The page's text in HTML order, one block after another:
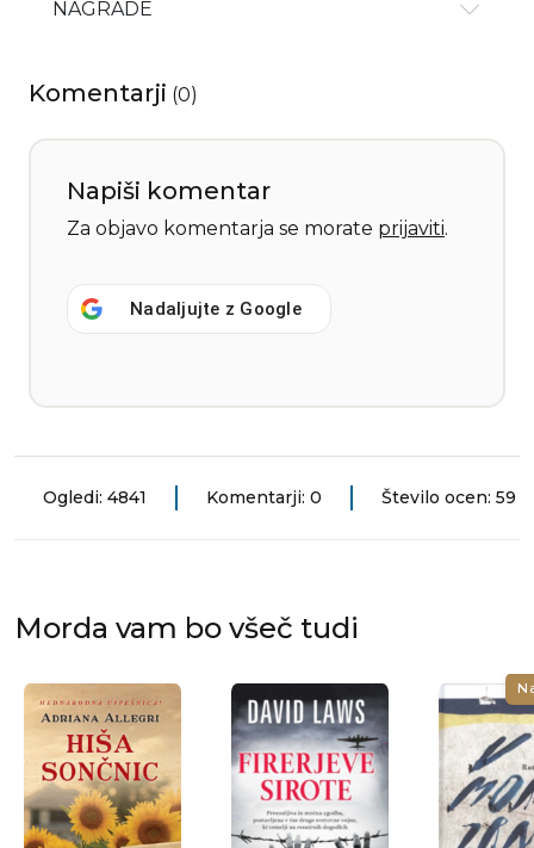
NAGRADE
Komentarji (0)
Napiši komentar
Za objavo komentarja se morate prijaviti.
Nadaljujte z Google
Ogledi: 4841 Komentarji: 0 Število ocen: 59
Morda vam bo všeč tudi